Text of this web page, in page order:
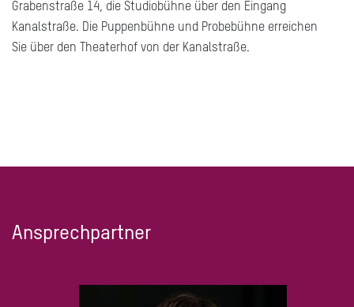
Grabenstraße 14, die Studiobühne über den Eingang
Kanalstraße. Die Puppenbühne und Probebühne erreichen
Sie über den Theaterhof von der Kanalstraße.
Ansprechpartner